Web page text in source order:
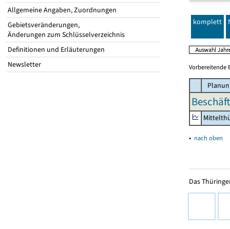
Allgemeine Angaben, Zuordnungen
Gebietsveränderungen,
Änderungen zum Schlüsselverzeichnis
Definitionen und Erläuterungen
Newsletter
komplett
Vorbereitende
▴ nach oben
Das